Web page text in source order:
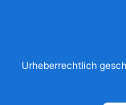
Urheberrechtlich